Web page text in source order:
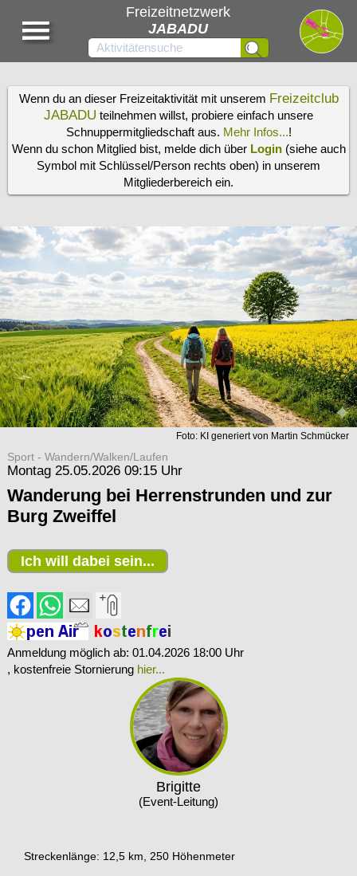
Freizeitnetzwerk
JABADU
Wenn du an dieser Freizeitaktivität mit unserem Freizeitclub
JABADU teilnehmen willst, probiere einfach unsere
Schnuppermitgliedschaft aus. Mehr Infos...!
Wenn du schon Mitglied bist, melde dich über Login(siehe auch
Symbol mit Schlüssel/Person rechts oben) in unserem
Mitgliederbereich ein.
Foto: KI generiert von Martin Schmücker
Sport - Wandern/Walken/Laufen
Montag 25.05.2026 09:15 Uhr
Wanderung bei Herrenstrunden und zur
Burg Zweiffel
Brigitte
(Event-Leitung)
Ich will dabei sein...
Anmeldung möglich ab: 01.04.2026 18:00 Uhr
, kostenfreie Stornierung hier...
Streckenlänge: 12,5 km, 250 Höhenmeter